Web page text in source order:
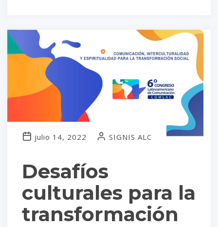
Desafíos
culturales para la
transformación
julio 14, 2022 SIGNIS ALC